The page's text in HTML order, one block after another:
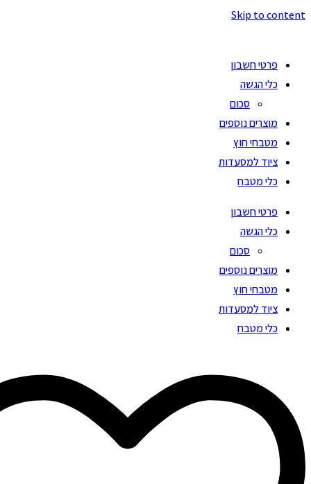
Skip to content
פרטי חשבון
כלי הגשה
סכום
מוצרים נוספים
מטבחי חוץ
ציוד למסעדות
כלי מטבח
פרטי חשבון
כלי הגשה
סכום
מוצרים נוספים
מטבחי חוץ
ציוד למסעדות
כלי מטבח